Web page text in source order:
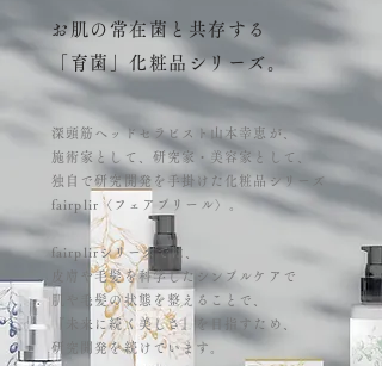
お肌の常在菌と共存する
「育菌」化粧品シリーズ。
深頭筋ヘッドセラピスト山本幸恵が、
施術家として、研究家・美容家として、
独自で研究開発を手掛けた化粧品シリーズ
fairplir〈フェアプリール〉。
fairplirシリーズでは、
皮膚や毛髪を科学したシンプルケアで
肌や毛髪の状態を整えることで、
『未来に続く美しさ』を目指すため、
研究開発を続けています。